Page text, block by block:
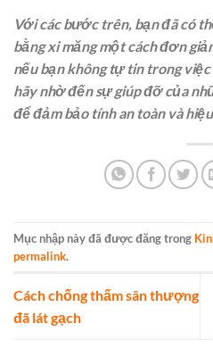
Với các bước trên, bạn đã có
bằng xi măng một cách đơn
nếu bạn không tự tin trong
hãy nhờ đến sự giúp đỡ của
để đảm bảo tính an toàn và
Mục nhập này đã được đăng trong
permalink.
Cách chống thấm sân thượng
đã lát gạch